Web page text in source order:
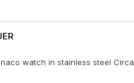
watch in stainless steel Circa